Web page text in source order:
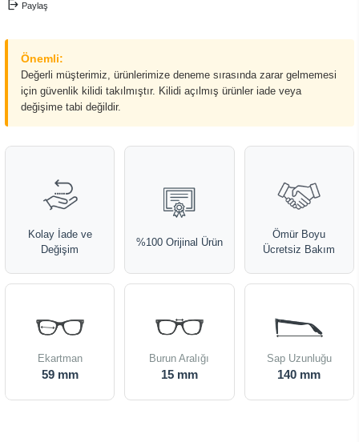
Paylaş
Önemli:
Değerli müşterimiz, ürünlerimize deneme sırasında zarar gelmemesi
için güvenlik kilidi takılmıştır. Kilidi açılmış ürünler iade veya
değişime tabi değildir.
Kolay İade ve
Değişim
%100 Orijinal Ürün
Ömür Boyu
Ücretsiz Bakım
Ekartman
59 mm
Burun Aralığı
15 mm
Sap Uzunluğu
140 mm